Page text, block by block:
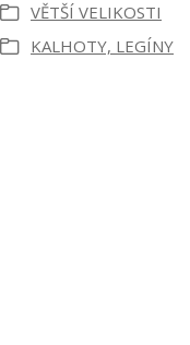
VĚTŠÍ VELIKOSTI
KALHOTY, LEGÍNY